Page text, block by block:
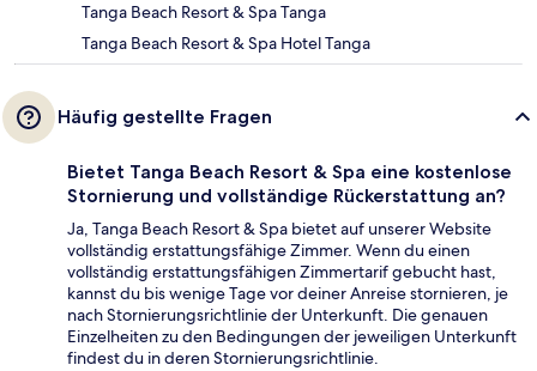
Tanga Beach Resort & Spa Tanga
Tanga Beach Resort & Spa Hotel Tanga
Häufig gestellte Fragen
Bietet Tanga Beach Resort & Spa eine kostenlose
Stornierung und vollständige Rückerstattung an?
Ja, Tanga Beach Resort & Spa bietet auf unserer Website
vollständig erstattungsfähige Zimmer. Wenn du einen
vollständig erstattungsfähigen Zimmertarif gebucht hast,
kannst du bis wenige Tage vor deiner Anreise stornieren, je
nach Stornierungsrichtlinie der Unterkunft. Die genauen
Einzelheiten zu den Bedingungen der jeweiligen Unterkunft
findest du in deren Stornierungsrichtlinie.